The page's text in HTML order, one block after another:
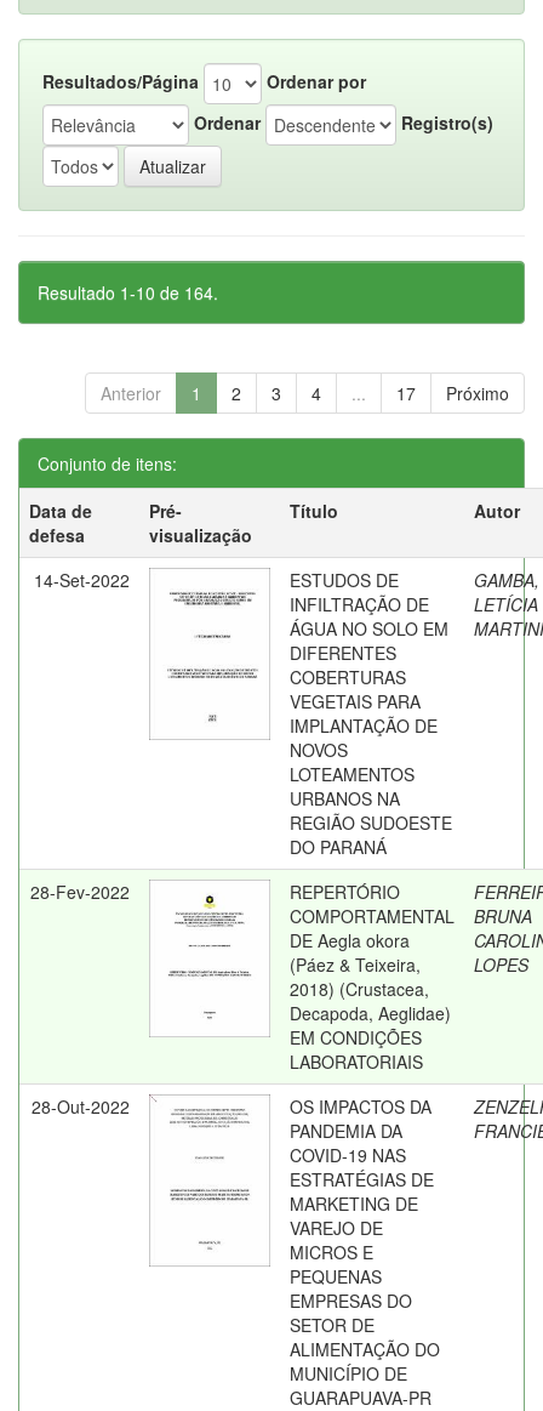
Resultados/Página
Ordenar por
Ordenar
Registro(s)
Resultado 1-10 de 164.
Anterior 1 2 3 4 ... 17 Próximo
Conjunto de itens:
Data de
defesa
Pré-
visualização
Título Autor
14-Set-2022
ESTUDOS DE
INFILTRAÇÃO DE
ÁGUA NO SOLO EM
DIFERENTES
COBERTURAS
VEGETAIS PARA
IMPLANTAÇÃO DE
NOVOS
LOTEAMENTOS
URBANOS NA
REGIÃO SUDOESTE
DO PARANÁ
GAMBA,
LETÍCIA
MARTINI
28-Fev-2022
REPERTÓRIO
COMPORTAMENTAL
DE Aegla okora
(Páez & Teixeira,
2018) (Crustacea,
Decapoda, Aeglidae)
EM CONDIÇÕES
LABORATORIAIS
BRUNA
LOPES
28-Out-2022
OS IMPACTOS DA
PANDEMIA DA
COVID-19 NAS
ESTRATÉGIAS DE
MARKETING DE
VAREJO DE
MICROS E
PEQUENAS
EMPRESAS DO
SETOR DE
ALIMENTAÇÃO DO
MUNICÍPIO DE
GUARAPUAVA-PR